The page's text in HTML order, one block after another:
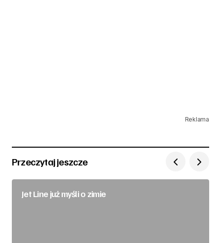
Reklama
Przeczytaj jeszcze
Jet Line już myśli o zimie